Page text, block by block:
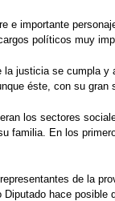
importante
políticos muy
justicia se cumpla
éste, con su
los sectores
En los
de la
hace